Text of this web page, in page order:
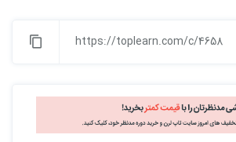
https://toplearn.com/c/4658